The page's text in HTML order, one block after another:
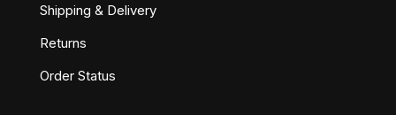
Shipping & Delivery
Returns
Order Status